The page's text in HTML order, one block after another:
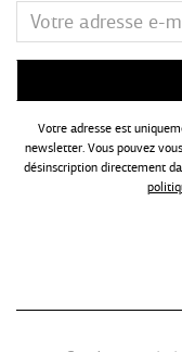
Votre adresse est
newsletter. Vous pouvez
désinscription directement